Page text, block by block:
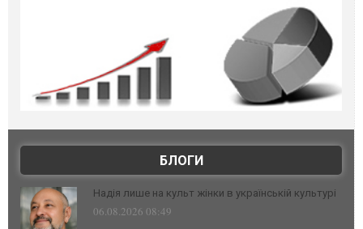
БЛОГИ
Надія лише на культ жінки в українській культурі
06.08.2026 08:49